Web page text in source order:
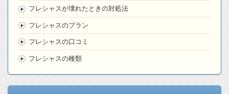
フレシャスが壊れたときの対処法
フレシャスのプラン
フレシャスの口コミ
フレシャスの種類